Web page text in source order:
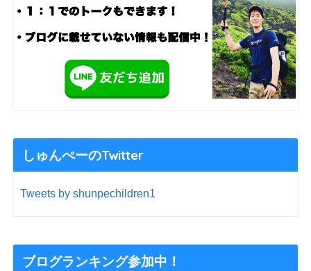
しゅんぺーのTwitter
Tweets by shunpechildren1
ブログランキング参加中！